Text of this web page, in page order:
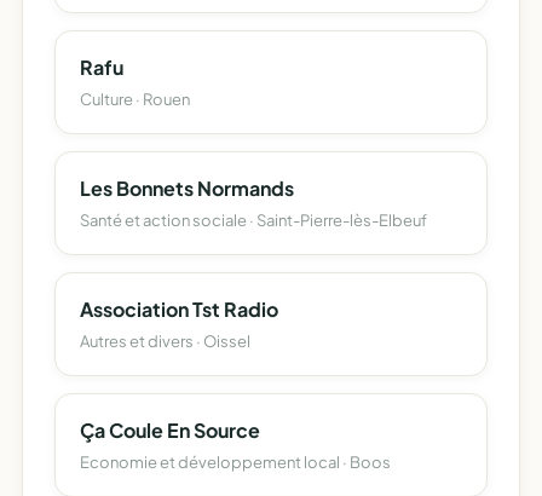
Rafu
Culture · Rouen
Les Bonnets Normands
Santé et action sociale · Saint-Pierre-lès-Elbeuf
Association Tst Radio
Autres et divers · Oissel
Ça Coule En Source
Economie et développement local · Boos